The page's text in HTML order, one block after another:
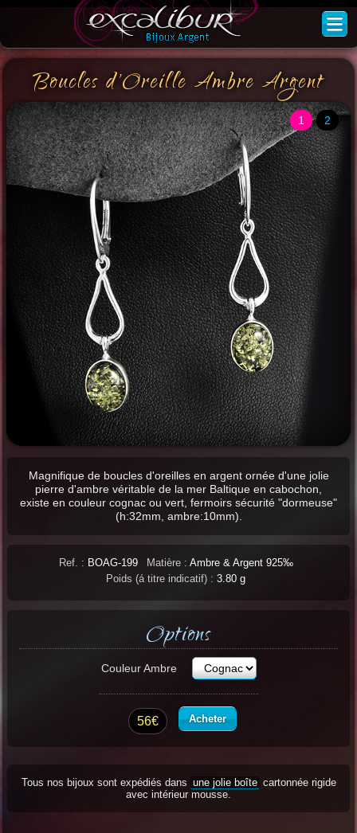
Boucles d'Oreille Ambre Argent
1 2
Magnifique de boucles d'oreilles en argent ornée d'une jolie
pierre d'ambre véritable de la mer Baltique en cabochon,
existe en couleur cognac ou vert, fermoirs sécurité "dormeuse"
(h:32mm, ambre:10mm).
Ref. : BOAG-199 Matière : Ambre & Argent 925‰
Poids (á titre indicatif) : 3.80 g
Options
Couleur Ambre
56€ Acheter
Tous nos bijoux sont expédiés dans une jolie boîte cartonnée rigide
avec intérieur mousse.